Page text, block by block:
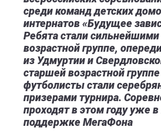
среди команд детских
интернатов «Будущее
Ребята стали
возрастной группе,
из Удмуртии и
старшей возрастной
футболисты стали
призерами турнира.
проходят в этом году уже
поддержке МегаФона